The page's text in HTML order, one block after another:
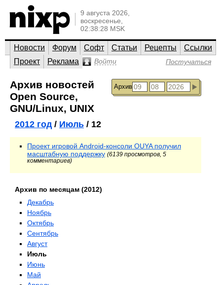
9 августа 2026,
воскресенье,
02:38:28 MSK
Новости Форум Софт Статьи Рецепты
Ссылки
Проект
Реклама Войти Постучаться
Архив
Архив новостей
Open Source,
GNU/Linux, UNIX
2012 год/ Июль / 12
Проект игровой Android-консоли OUYA получил
масштабную поддержку (6139 просмотров, 5
комментариев)
Архив по месяцам (2012)
Декабрь
Ноябрь
Октябрь
Сентябрь
Август
Июль
Июнь
Май